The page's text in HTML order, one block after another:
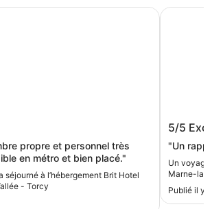
Marne la Vallée -
propre et personnel très
en métro et bien placé."
séjourné à l’hébergement Brit Hotel
- Torcy
Marne la Vallée - Torcy
B&B
Gare
5/5
"Un
Un
Marne-la-
Publié il y
B&B